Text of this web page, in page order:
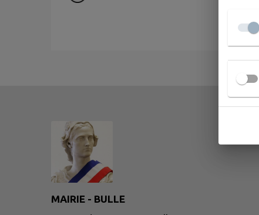
MAIRIE - BULLE